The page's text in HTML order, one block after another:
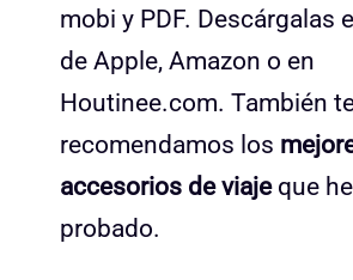
mobi y PDF. Descárgalas
de Apple, Amazon o en
Houtinee.com. También
recomendamos los
accesorios de viajeque
probado.